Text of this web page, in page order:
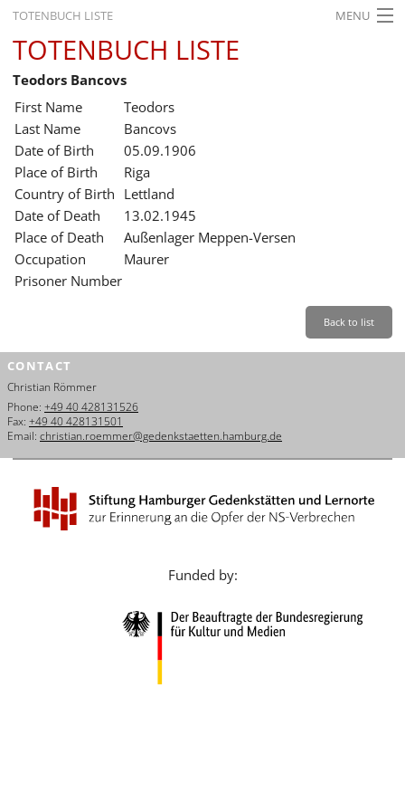
TOTENBUCH LISTE MENU
STARTSEITE
AUSSTELLUNGEN
GESCHICHTE
BILDUNG
FORSCHUNG
SERVICE
Leichte Sprache Back
Dansk
Español
Italiano
Nederlands
Português
TOTENBUCH LISTE
Teodors Bancovs
First Name
Teodors
Last Name
Bancovs
Date of Birth
05.09.1906
Place of Birth
Riga
Country of Birth Lettland
Date of Death
13.02.1945
Place of Death
Außenlager Meppen-Versen
Occupation
Maurer
Prisoner Number
Back to list
CONTACT
Christian Römmer
Phone: +49 40 428131526
Fax: +49 40 428131501
Email: christian.roemmer@gedenkstaetten.hamburg.de
Funded by: